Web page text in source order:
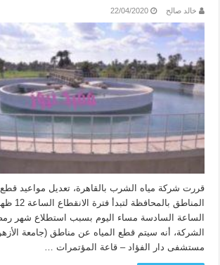
خالد صالح 22/04/2020
قررت شركة مياه الشرب بالقاهرة، تعديل مواعيد
المناطق
الساعة السادسة مساء اليوم بسبب استطلاع شهر
الشركة، أنه سيتم قطع المياه عن مناطق (جامعة
مستشفى دار الفؤاد – قاعة المؤتمرات …